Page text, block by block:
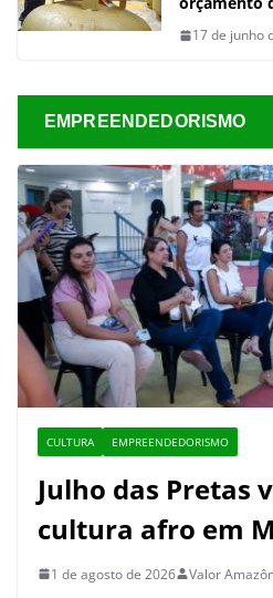
17 de junho
EMPREENDEDORISMO
CULTURA EMPREENDEDORISMO
Julho das Pretas
cultura afro em
1 de agosto de 2026 Valor